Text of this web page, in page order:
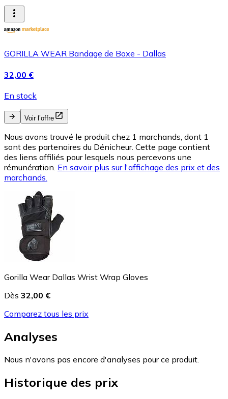
GORILLA WEAR Bandage de Boxe - Dallas
32,00 €
En stock
Voir l’offre
Nous avons trouvé le produit chez 1 marchands, dont 1
sont des partenaires du Dénicheur. Cette page contient
des liens affiliés pour lesquels nous percevons une
rémunération. En savoir plus sur l'affichage des prix et des
marchands.
Gorilla Wear Dallas Wrist Wrap Gloves
Dès 32,00 €
Comparez tous les prix
Analyses
Nous n'avons pas encore d'analyses pour ce produit.
Historique des prix